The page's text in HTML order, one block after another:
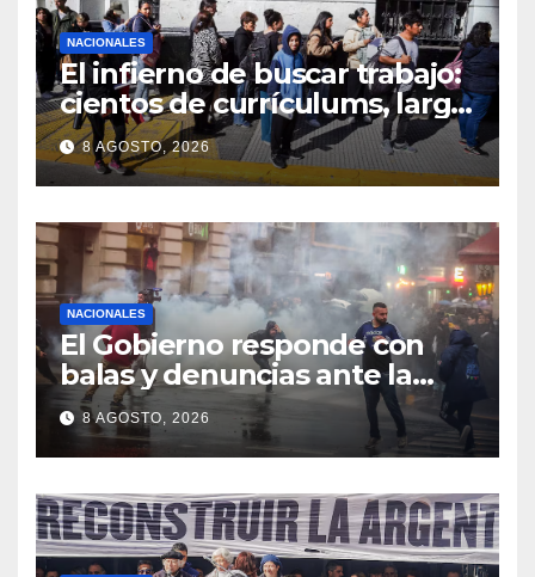
NACIONALES
El infierno de buscar trabajo:
cientos de currículums, larga
espera y menos puestos
registrados
8 AGOSTO, 2026
NACIONALES
El Gobierno responde con
balas y denuncias ante la
protesta
8 AGOSTO, 2026